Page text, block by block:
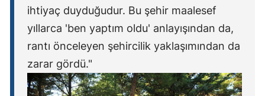
ihtiyaç duyduğudur. Bu şehir maalesef
yıllarca 'ben yaptım oldu' anlayışından da,
rantı önceleyen şehircilik yaklaşımından da
zarar gördü."